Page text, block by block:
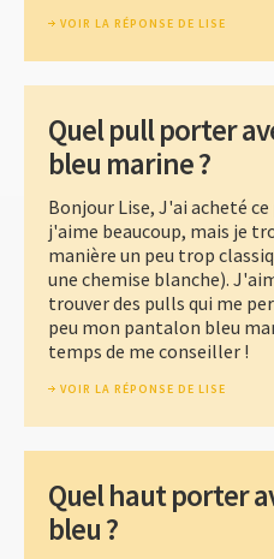
VOIR LA RÉPONSE DE LISE
Quel pull porter
bleu marine ?
Bonjour Lise, J'ai acheté
j'aime beaucoup, mais je
manière un peu trop
une chemise blanche).
trouver des pulls qui me
peu mon pantalon bleu
temps de me conseiller !
VOIR LA RÉPONSE DE LISE
Quel haut porter
bleu ?